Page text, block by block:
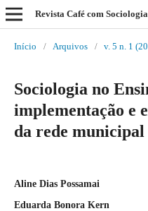
Revista Café com Sociologia
Início / Arquivos / v. 5 n. 1
Sociologia no
implementação e
da rede municipal
Aline Dias Possamai
Eduarda Bonora Kern